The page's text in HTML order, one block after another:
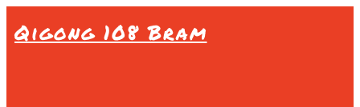
Qigong 108 Bram